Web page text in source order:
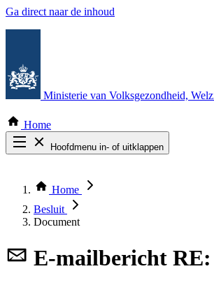
Ga direct naar de inhoud
Ministerie van Volksgezondheid,
Home
Hoofdmenu in- of uitklappen
Thema COVID-19
Bekijk per bestuursorgaan
Home
Besluit
Document
E-mailbericht RE: